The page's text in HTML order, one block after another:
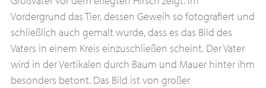
Vordergrund das Tier, dessen Geweih so fotografiert und
schließlich auch gemalt wurde, dass es das Bild des
Vaters in einem Kreis einzuschließen scheint. Der Vater
wird in der Vertikalen durch Baum und Mauer hinter ihm
besonders betont. Das Bild ist von großer